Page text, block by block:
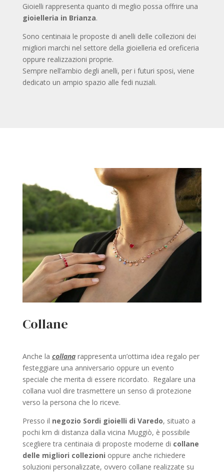
Gioielli rappresenta quanto di meglio possa offrire una
gioielleria in Brianza.
Sono centinaia le proposte di anelli delle collezioni dei
migliori marchi nel settore della gioielleria ed oreficeria
oppure realizzazioni proprie.
Sempre nell’ambio degli anelli, per i futuri sposi, viene
dedicato un ampio spazio alle fedi nuziali.
Collane
Anche la collanarappresenta un’ottima idea regalo per
festeggiare una anniversario oppure un evento
speciale che merita di essere ricordato. Regalare una
collana vuol dire trasmettere un senso di protezione
verso la persona che lo riceve.
Presso il negozio Sordi gioielli di Varedo, situato a
pochi km di distanza dalla vicina Muggiò, è possibile
scegliere tra centinaia di proposte moderne di collane
delle migliori collezioni oppure anche richiedere
soluzioni personalizzate, ovvero collane realizzate su